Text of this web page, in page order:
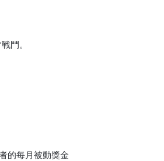
鬥。
的每月被動獎金